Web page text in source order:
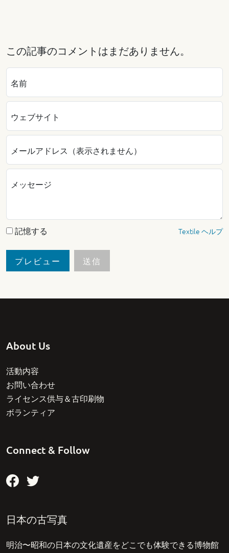
この記事のコメントはまだありません。
名前
ウェブサイト
メールアドレス（表示されません）
メッセージ
記憶する Textile ヘルプ
About Us
活動内容
お問い合わせ
ライセンス供与＆古印刷物
ボランティア
Connect & Follow
日本の古写真
明治〜昭和の日本の文化遺産をどこでも体験できる博物館